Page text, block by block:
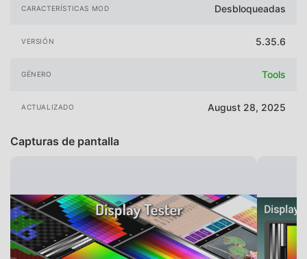
CARACTERÍSTICAS MOD Desbloqueadas
VERSIÓN 5.35.6
GÉNERO Tools
ACTUALIZADO August 28, 2025
Capturas de pantalla